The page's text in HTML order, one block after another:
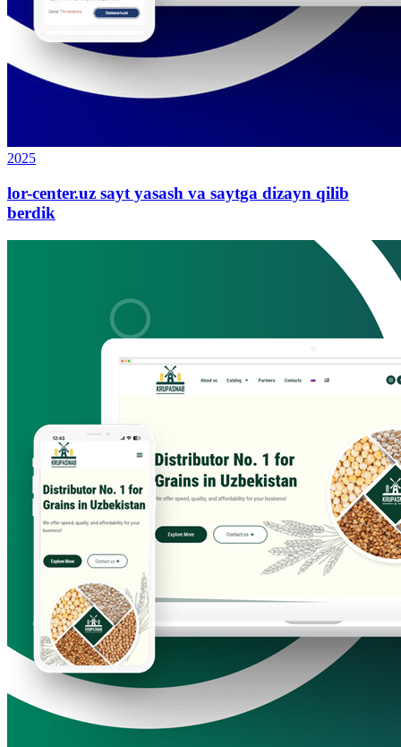
2025
lor-center.uz sayt yasash va saytga dizayn qilib
berdik